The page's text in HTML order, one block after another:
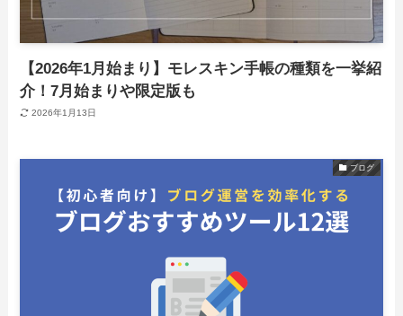
【2026年1月始まり】モレスキン手帳の種類を一挙紹
介！7月始まりや限定版も
2026年1月13日
ブログ